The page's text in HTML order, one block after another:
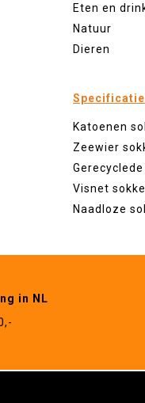
Eten en
Natuur
Dieren
Katoenen
Zeewier
Visnet
Naadloze
in NL